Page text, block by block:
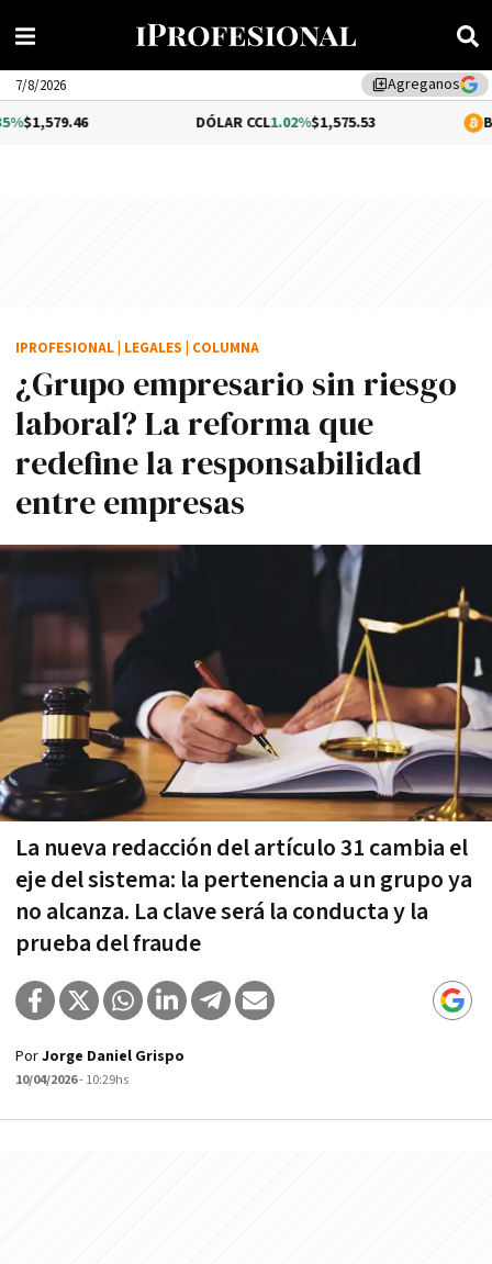
library_addAgreganos
7/8/2026
DÓLAR CCL1.02%$1,575.53 BITCOIN-
¿Grupo empresario sin riesgo
laboral? La reforma que
redefine la responsabilidad
entre empresas
La nueva redacción del artículo 31 cambia el
eje del sistema: la pertenencia a un grupo ya
no alcanza. La clave será la conducta y la
prueba del fraude
IPROFESIONAL LEGALES COLUMNA
PorJorge Daniel Grispo
10/04/2026- 10:29hs